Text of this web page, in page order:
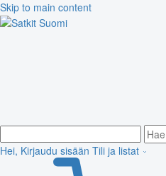
Skip to main content
Hei, Kirjaudu sisään Tili ja listat